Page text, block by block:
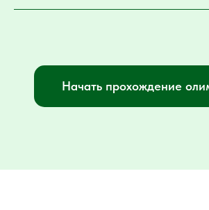
Начать прохождение